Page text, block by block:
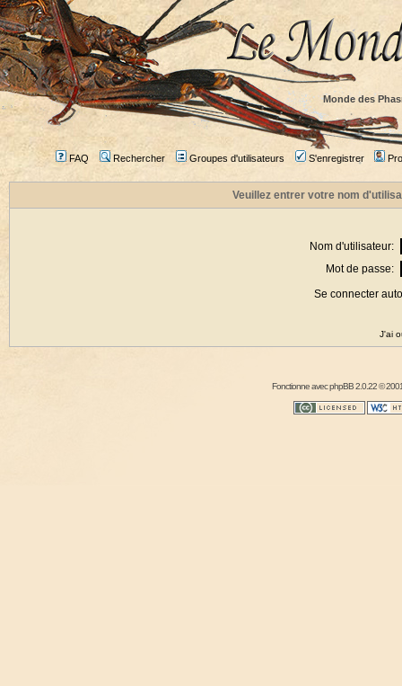
Monde des
FAQ Rechercher Groupes d'utilisateurs S'enregistrer
Veuillez entrer votre nom
Nom d'utilisateur:
Mot de passe:
Se connecter
J'ai
Fonctionne avecphpBB2.0.22 ©